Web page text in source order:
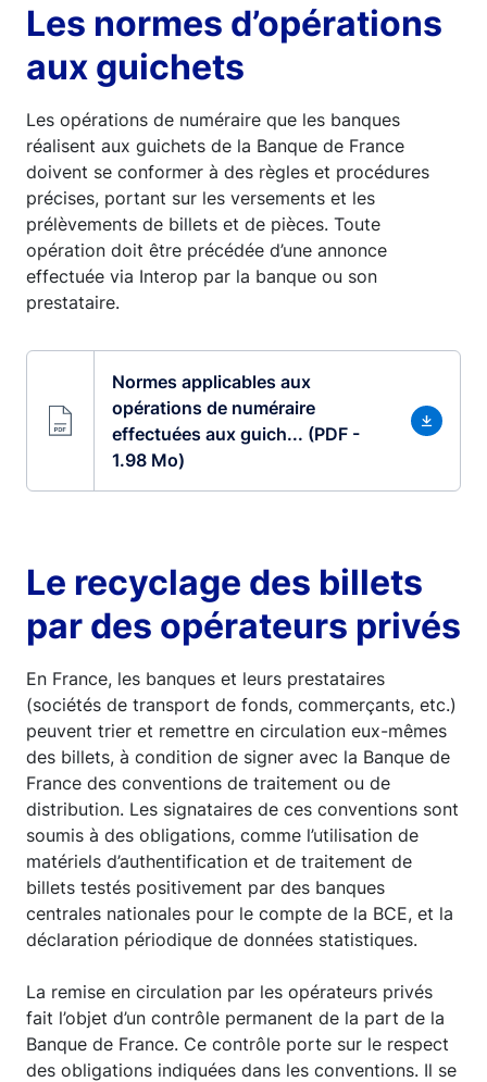
Les normes d’opérations
aux guichets
Les opérations de numéraire que les banques
réalisent aux guichets de la Banque de France
doivent se conformer à des règles et procédures
précises, portant sur les versements et les
prélèvements de billets et de pièces. Toute
opération doit être précédée d’une annonce
effectuée via Interop par la banque ou son
prestataire.
Normes applicables aux
opérations de numéraire
effectuées aux guich... (PDF -
1.98 Mo)
Le recyclage des billets
par des opérateurs privés
En France, les banques et leurs prestataires
(sociétés de transport de fonds, commerçants, etc.)
peuvent trier et remettre en circulation eux-mêmes
des billets, à condition de signer avec la Banque de
France des conventions de traitement ou de
distribution. Les signataires de ces conventions sont
soumis à des obligations, comme l’utilisation de
matériels d’authentification et de traitement de
billets testés positivement par des banques
centrales nationales pour le compte de la BCE, et la
déclaration périodique de données statistiques.
La remise en circulation par les opérateurs privés
fait l’objet d’un contrôle permanent de la part de la
Banque de France. Ce contrôle porte sur le respect
des obligations indiquées dans les conventions. Il se